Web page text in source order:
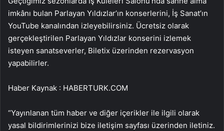
imkânı bulan Parlayan Yıldızlar’ın konserlerini, İş Sanat’ın
YouTube kanalından izleyebilirsiniz. Ücretsiz olarak
gerçekleştirilen Parlayan Yıldızlar konserini izlemek
isteyen sanatseverler, Biletix üzerinden rezervasyon
yapabilirler.
Haber Kaynak : HABERTURK.COM
“Yayınlanan tüm haber ve diğer içerikler ile ilgili olarak
yasal bildirimlerinizi bize iletişim sayfası üzerinden iletiniz.